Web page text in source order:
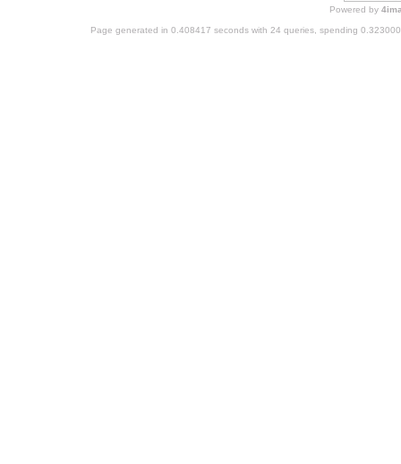
Powered by
Page generated in 0.408417 seconds with 24 queries, spending